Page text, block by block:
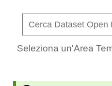
dataset
Report
Seleziona un'Area